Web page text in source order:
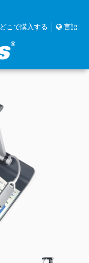
どこで購入する 言語